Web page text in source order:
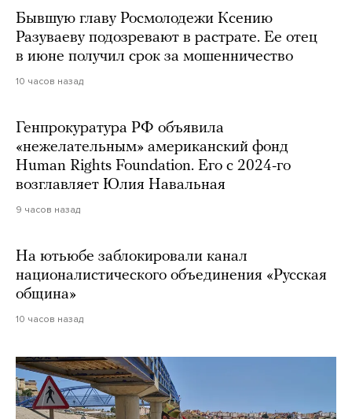
Бывшую главу Росмолодежи Ксению
Разуваеву подозревают в растрате. Ее отец
в июне получил срок за мошенничество
10 часов назад
Генпрокуратура РФ объявила
«нежелательным» американский фонд
Human Rights Foundation. Его с 2024-го
возглавляет Юлия Навальная
9 часов назад
На ютьюбе заблокировали канал
националистического объединения «Русская
община»
10 часов назад